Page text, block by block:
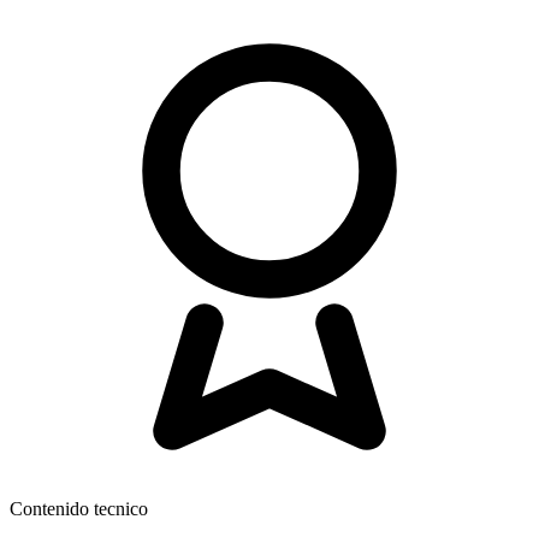
Contenido tecnico